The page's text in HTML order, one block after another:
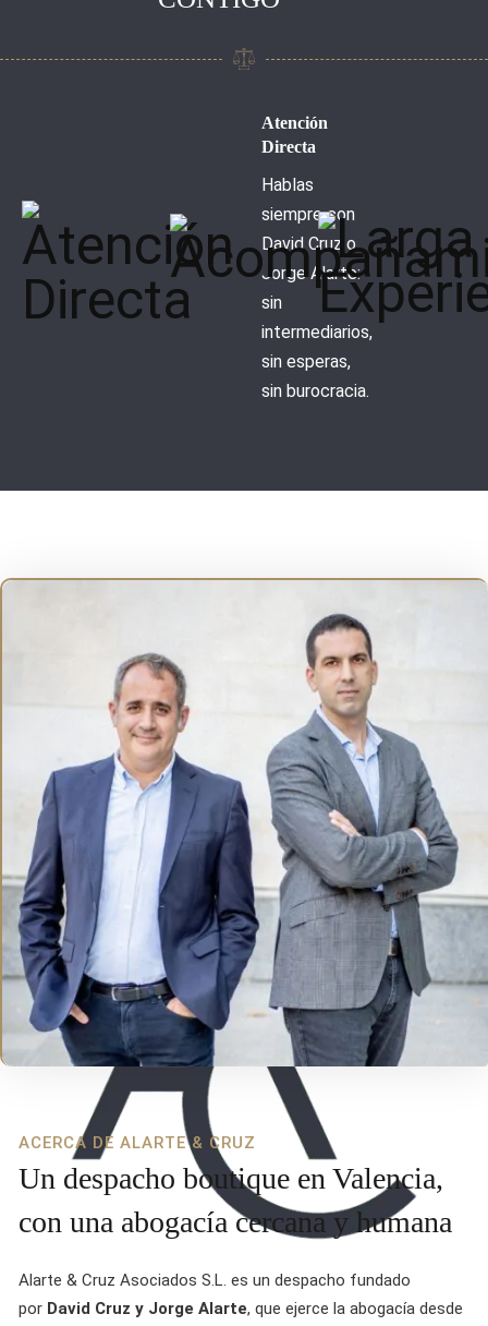
Atención
Directa
Hablas
siempre con
David Cruz o
Jorge Alarte:
sin
intermediarios,
sin esperas,
sin burocracia.
ACERCA DE ALARTE & CRUZ
Un despacho boutique en Valencia,
con una abogacía cercana y humana
Alarte & Cruz Asociados S.L. es un despacho fundado
por David Cruz y Jorge Alarte, que ejerce la abogacía desde